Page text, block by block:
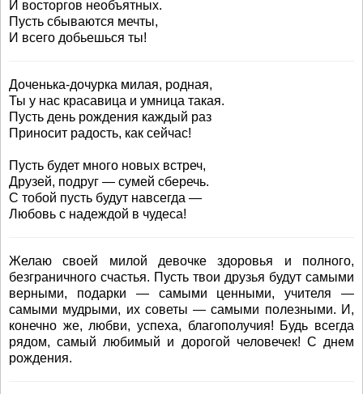
И восторгов необъятных.
Пусть сбываются мечты,
И всего добьешься ты!
Доченька-дочурка милая, родная,
Ты у нас красавица и умница такая.
Пусть день рождения каждый раз
Приносит радость, как сейчас!
Пусть будет много новых встреч,
Друзей, подруг — сумей сберечь.
С тобой пусть будут навсегда —
Любовь с надеждой в чудеса!
Желаю своей милой девочке здоровья и полного,
безграничного счастья. Пусть твои друзья будут самыми
верными, подарки — самыми ценными, учителя —
самыми мудрыми, их советы — самыми полезными. И,
конечно же, любви, успеха, благополучия! Будь всегда
рядом, самый любимый и дорогой человечек! С днем
рождения.